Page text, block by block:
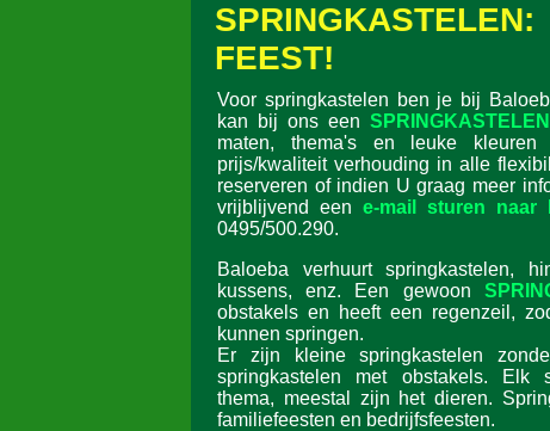
FEEST!
Voor springkastelen ben je bij
kan bij ons een
maten, thema's en leuke
prijs/kwaliteit verhouding in alle
reserveren of indien U graag meer
vrijblijvend een e-mail sturen naar
0495/500.290.
Baloeba verhuurt springkastelen,
kussens, enz. Een gewoon
obstakels en heeft een regenzeil,
kunnen springen.
Er zijn kleine springkastelen
springkastelen met obstakels. Elk
thema, meestal zijn het dieren.
familiefeesten en bedrijfsfeesten.